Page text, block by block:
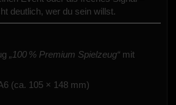
deutlich, wer du sein willst.
„100 % Premium Spielzeug“ mit
(ca. 105 × 148 mm)